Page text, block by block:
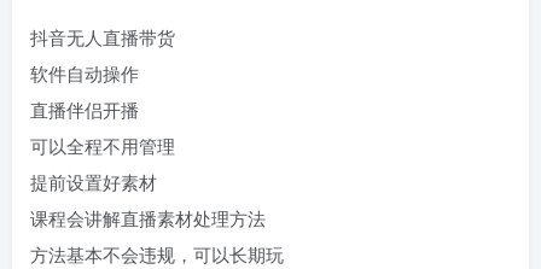
抖音无人直播带货
软件自动操作
直播伴侣开播
可以全程不用管理
提前设置好素材
课程会讲解直播素材处理方法
方法基本不会违规，可以长期玩